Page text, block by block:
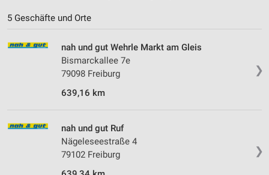
5 Geschäfte und Orte
❯
nah und gut Wehrle Markt am Gleis
Bismarckallee 7e
79098 Freiburg
639,16 km
❯
nah und gut Ruf
Nägeleseestraße 4
79102 Freiburg